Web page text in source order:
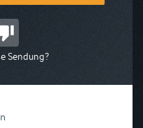
Sendung?